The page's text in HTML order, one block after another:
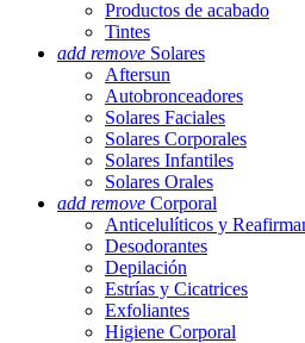
Productos de acabado
Tintes
add remove Solares
Aftersun
Autobronceadores
Solares Faciales
Solares Corporales
Solares Infantiles
Solares Orales
add remove Corporal
Anticelulíticos y
Desodorantes
Depilación
Estrías y Cicatrices
Exfoliantes
Higiene Corporal